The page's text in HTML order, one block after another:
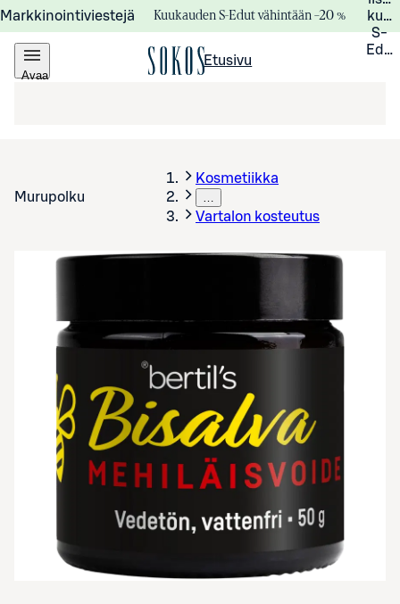
Markkinointiviestejä Kuukauden S-Edut vähintään –20 %
S-
Avaa
Etusivu
Murupolku
Kosmetiikka
…
Vartalon kosteutus
Avaa tuotekuva suurennettuna